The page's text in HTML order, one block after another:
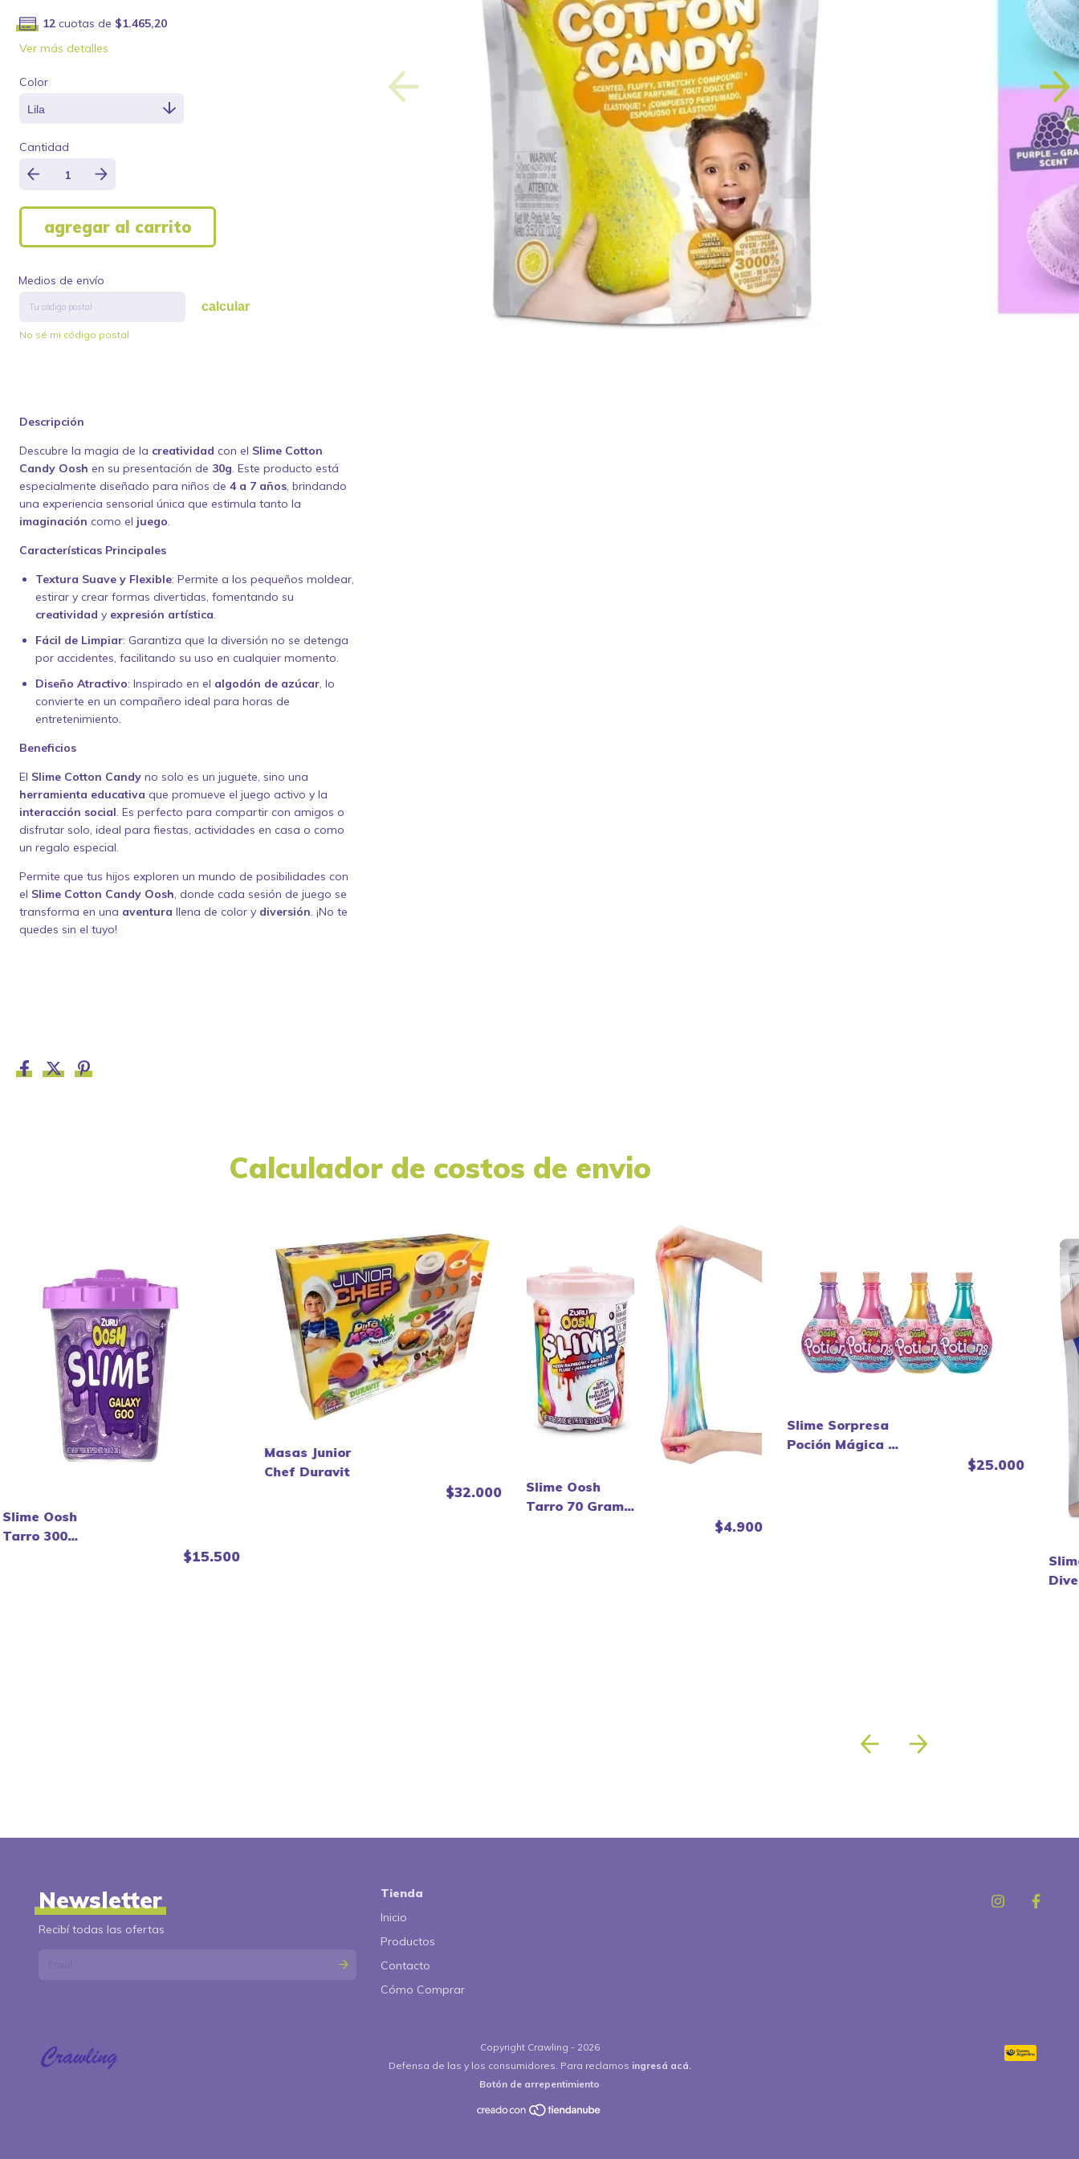
12cuotas de $1.465,20
Ver más detalles
Color
Cantidad
Medios de envío
calcular
No sé mi código postal
Descripción
Descubre la magia de la creatividad con el Slime Cotton
Candy Oosh en su presentación de 30g. Este producto está
especialmente diseñado para niños de 4 a 7 años, brindando
una experiencia sensorial única que estimula tanto la
imaginación como el juego.
Características Principales
Textura Suave y Flexible: Permite a los pequeños moldear,
estirar y crear formas divertidas, fomentando su
creatividad y expresión artística.
Fácil de Limpiar: Garantiza que la diversión no se detenga
por accidentes, facilitando su uso en cualquier momento.
Diseño Atractivo: Inspirado en el algodón de azúcar, lo
convierte en un compañero ideal para horas de
entretenimiento.
Beneficios
El Slime Cotton Candy no solo es un juguete, sino una
herramienta educativa que promueve el juego activo y la
interacción social. Es perfecto para compartir con amigos o
disfrutar solo, ideal para fiestas, actividades en casa o como
un regalo especial.
Permite que tus hijos exploren un mundo de posibilidades con
el Slime Cotton Candy Oosh, donde cada sesión de juego se
transforma en una aventura llena de color y diversión. ¡No te
quedes sin el tuyo!
Calculador de costos de envio
Slime Oosh
Tarro 300
$15.500
Masas Junior
Chef Duravit
$32.000
Slime Oosh
Tarro 70 Gramos
$4.900
Slime Sorpresa
Poción Mágica -
$25.000
Newsletter
Recibí todas las ofertas
Tienda
Inicio
Productos
Contacto
Cómo Comprar
Copyright Crawling - 2026
Defensa de las y los consumidores. Para reclamos ingresá acá.
Botón de arrepentimiento